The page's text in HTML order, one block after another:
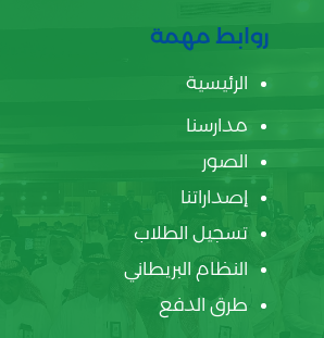
روابط مهمة
الرئيسية
مدارسنا
الصور
إصداراتنا
تسجيل الطلاب
النظام البريطاني
طرق الدفع